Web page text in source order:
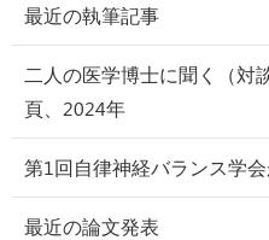
最近の執筆記事
二人の医学博士に聞く（対
頁、2024年
第1回自律神経バランス学
最近の論文発表